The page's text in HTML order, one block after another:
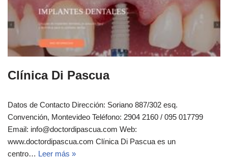
Clínica Di Pascua
Datos de Contacto Dirección: Soriano 887/302 esq.
Convención, Montevideo Teléfono: 2904 2160 / 095 017799
Email: info@doctordipascua.com Web:
www.doctordipascua.com Clínica Di Pascua es un
centro… Leer más »